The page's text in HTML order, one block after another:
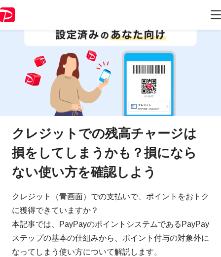
クレジットでの残高チャージは
損をしてしまうかも？損になら
ない使い方を確認しよう
クレジット（青画面）での支払いで、ポイントをおトク
に獲得できていますか？
本記事では、PayPayのポイントシステムであるPayPay
ステップの基本の仕組みから、ポイント付与の対象外に
なってしまう使い方について解説します。